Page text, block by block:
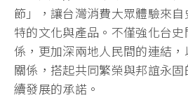
節」，讓台灣消費大眾體驗來
特的文化與產品。不僅強化台
係，更加深兩地人民間的連結
關係，搭起共同繁榮與邦誼永
續發展的承諾。